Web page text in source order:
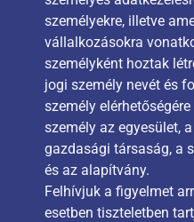
személyekre, illetve
vállalkozásokra
személyként hoztak
jogi személy nevét és
személy
személy az egyesület, a
gazdasági társaság, a
és az alapítvány.
Felhívjuk a figyelmet
esetben tiszteletben